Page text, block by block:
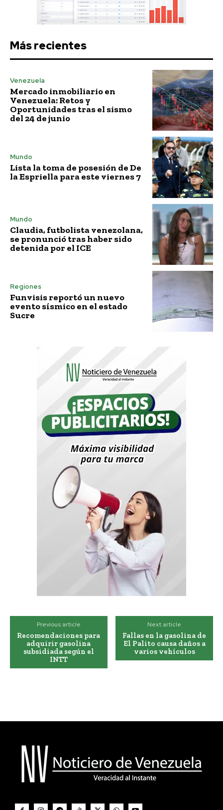
Más recientes
Venezuela
Mercado inmobiliario en
Venezuela: Retos y
Oportunidades tras el sismo
del 24 de junio
Mundo
Lista la toma de posesión de De
la Espriella para este viernes 7
Mundo
Claudia, futbolista venezolana,
se pronunció tras haber sido
detenida por el ICE
Regiones
Funvisis reportó un nuevo
evento sísmico en el estado
Sucre
Previous article
Recomendaciones para
adquirir gasolina
subsidiada según el
INTT
Next article
Fallas en la gasolina de
El Palito causa daños a
varios vehículos